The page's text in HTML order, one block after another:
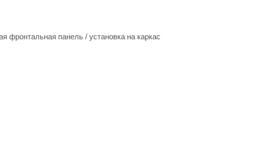
фронтальная панель / установка на каркас